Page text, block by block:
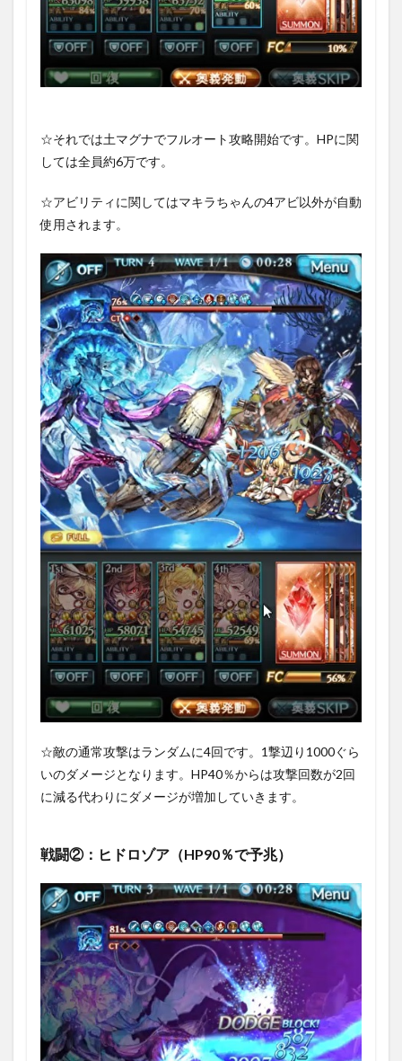
☆それでは土マグナでフルオート攻略開始です。HPに関
しては全員約6万です。
☆アビリティに関してはマキラちゃんの4アビ以外が自動
使用されます。
☆敵の通常攻撃はランダムに4回です。1撃辺り1000ぐら
いのダメージとなります。HP40％からは攻撃回数が2回
に減る代わりにダメージが増加していきます。
戦闘②：ヒドロゾア（HP90％で予兆）